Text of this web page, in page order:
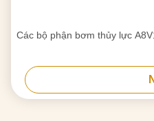
Các bộ phận bơm thủy lực